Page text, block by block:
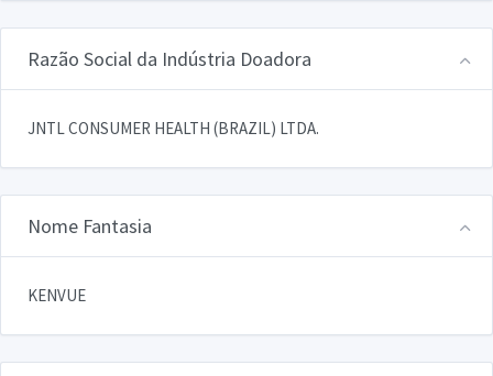
Razão Social da Indústria Doadora
JNTL CONSUMER HEALTH (BRAZIL) LTDA.
Nome Fantasia
KENVUE